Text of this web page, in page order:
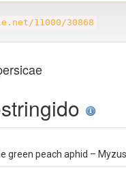
11000/30868
green peach aphid –